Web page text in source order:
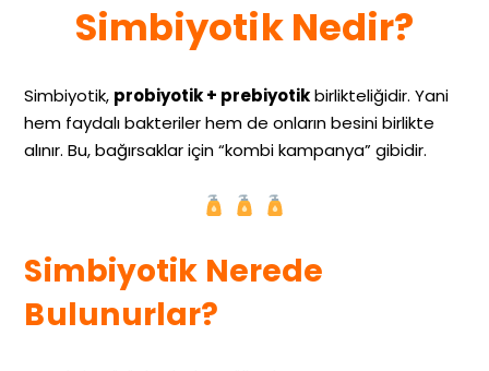
Simbiyotik Nedir?
Simbiyotik, probiyotik + prebiyotikbirlikteliğidir. Yani
hem faydalı bakteriler hem de onların besini birlikte
alınır. Bu, bağırsaklar için “kombi kampanya” gibidir.
Simbiyotik Nerede
Bulunurlar?